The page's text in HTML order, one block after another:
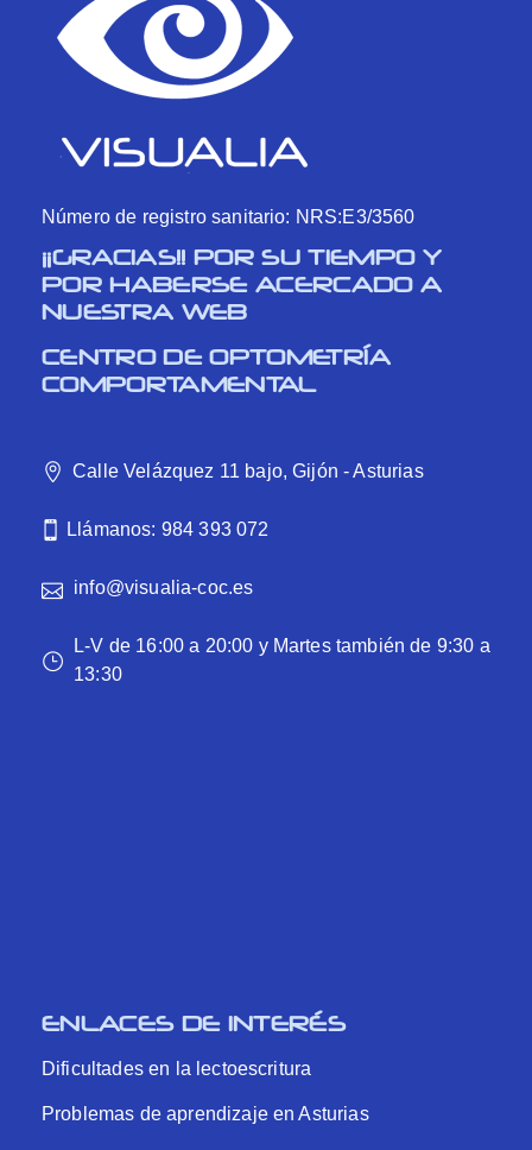
Número de registro sanitario: NRS:E3/3560
¡¡GRACIAS!! POR SU TIEMPO Y
POR HABERSE ACERCADO A
NUESTRA WEB
CENTRO DE OPTOMETRÍA
COMPORTAMENTAL
Calle Velázquez 11 bajo, Gijón - Asturias
Llámanos: 984 393 072
info@visualia-coc.es
L-V de 16:00 a 20:00 y Martes también de 9:30 a
13:30
ENLACES DE INTERÉS
Dificultades en la lectoescritura
Problemas de aprendizaje en Asturias